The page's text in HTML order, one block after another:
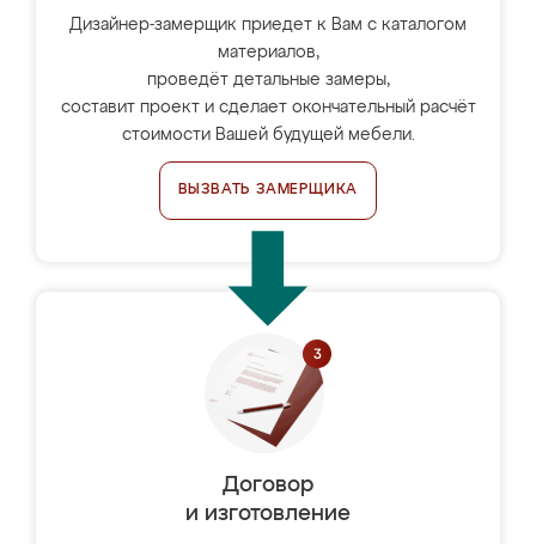
Дизайнер-замерщик приедет к Вам с каталогом
материалов,
проведёт детальные замеры,
составит проект и сделает окончательный расчёт
стоимости Вашей будущей мебели.
ВЫЗВАТЬ ЗАМЕРЩИКА
Договор
и изготовление